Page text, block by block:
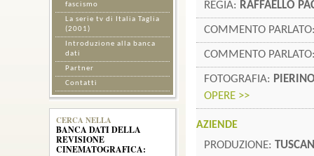
REGIA: RAFFAELLO
COMMENTO
COMMENTO
FOTOGRAFIA:
OPERE >>
AZIENDE
PRODUZIONE:
fascismo
La serie tv di Italia Taglia
(2001)
Introduzione alla banca
dati
Partner
Contatti
CERCA NELLA
BANCA DATI DELLA
REVISIONE
CINEMATOGRAFICA: